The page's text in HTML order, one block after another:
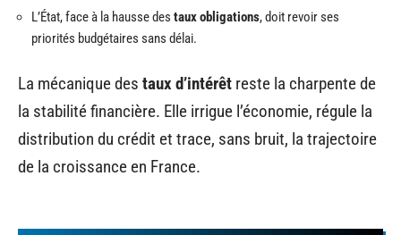
L’État, face à la hausse des taux obligations, doit revoir ses
priorités budgétaires sans délai.
La mécanique des taux d’intérêt reste la charpente de
la stabilité financière. Elle irrigue l’économie, régule la
distribution du crédit et trace, sans bruit, la trajectoire
de la croissance en France.